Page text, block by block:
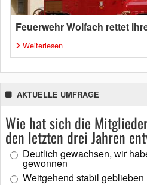
Feuerwehr Wolfach rettet
Weiterlesen
AKTUELLE UMFRAGE
Wie hat sich die
den letzten drei Jahren
Deutlich gewachsen, wir
gewonnen
Weitgehend stabil geblieben